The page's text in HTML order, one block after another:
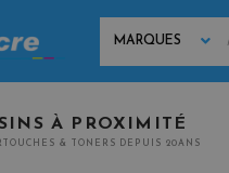
À PROXIMITÉ
& TONERS DEPUIS 20ANS